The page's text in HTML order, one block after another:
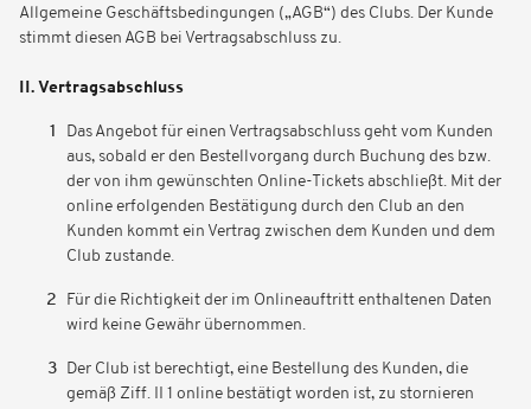
Allgemeine Geschäftsbedingungen („AGB“) des Clubs. Der Kunde
stimmt diesen AGB bei Vertragsabschluss zu.
II. Vertragsabschluss
Das Angebot für einen Vertragsabschluss geht vom Kunden
aus, sobald er den Bestellvorgang durch Buchung des bzw.
der von ihm gewünschten Online-Tickets abschließt. Mit der
online erfolgenden Bestätigung durch den Club an den
Kunden kommt ein Vertrag zwischen dem Kunden und dem
Club zustande.
Für die Richtigkeit der im Onlineauftritt enthaltenen Daten
wird keine Gewähr übernommen.
Der Club ist berechtigt, eine Bestellung des Kunden, die
gemäß Ziff. II 1 online bestätigt worden ist, zu stornieren